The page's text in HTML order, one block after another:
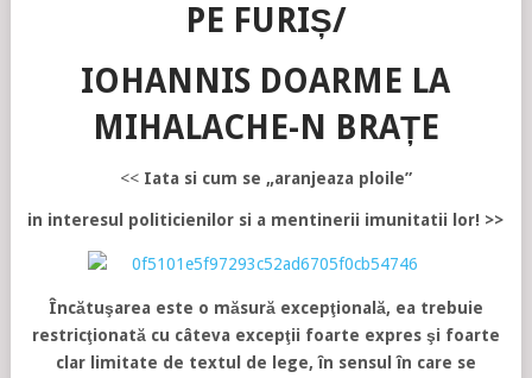
PE FURIȘ/
IOHANNIS DOARME LA
MIHALACHE-N BRAȚE
<< Iata si cum se „aranjeaza ploile”
in interesul politicienilor si a mentinerii imunitatii lor! >>
Încătuşarea este o măsură excepţională, ea trebuie
restricţionată cu câteva excepţii foarte expres şi foarte
clar limitate de textul de lege, în sensul în care se